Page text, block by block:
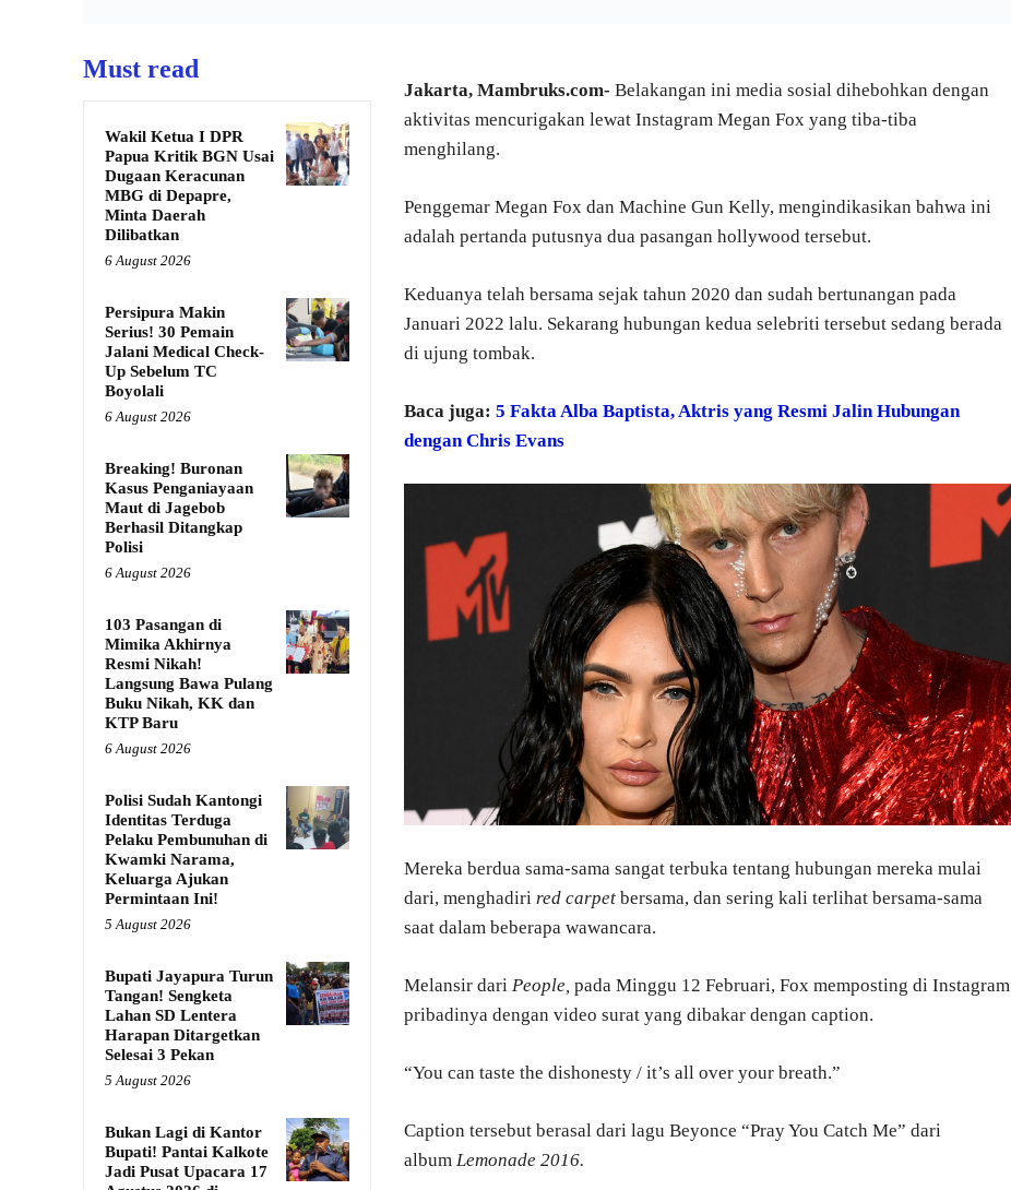
Must read
Wakil Ketua I DPR
Papua Kritik BGN Usai
Dugaan Keracunan
MBG di Depapre,
Minta Daerah
Dilibatkan
6 August 2026
Persipura Makin
Serius! 30 Pemain
Jalani Medical Check-
Up Sebelum TC
Boyolali
6 August 2026
Breaking! Buronan
Kasus Penganiayaan
Maut di Jagebob
Berhasil Ditangkap
Polisi
6 August 2026
103 Pasangan di
Mimika Akhirnya
Resmi Nikah!
Langsung Bawa Pulang
Buku Nikah, KK dan
KTP Baru
6 August 2026
Polisi Sudah Kantongi
Identitas Terduga
Pelaku Pembunuhan di
Kwamki Narama,
Keluarga Ajukan
Permintaan Ini!
5 August 2026
Bupati Jayapura Turun
Tangan! Sengketa
Lahan SD Lentera
Harapan Ditargetkan
Selesai 3 Pekan
5 August 2026
Bukan Lagi di Kantor
Bupati! Pantai Kalkote
Jadi Pusat Upacara 17
Jakarta, Mambruks.com- Belakangan ini media sosial dihebohkan dengan
aktivitas mencurigakan lewat Instagram Megan Fox yang tiba-tiba
menghilang.
Penggemar Megan Fox dan Machine Gun Kelly, mengindikasikan bahwa ini
adalah pertanda putusnya dua pasangan hollywood tersebut.
Keduanya telah bersama sejak tahun 2020 dan sudah bertunangan pada
Januari 2022 lalu. Sekarang hubungan kedua selebriti tersebut sedang berada
di ujung tombak.
Baca juga: 5 Fakta Alba Baptista, Aktris yang Resmi Jalin Hubungan
dengan Chris Evans
Mereka berdua sama-sama sangat terbuka tentang hubungan mereka mulai
dari, menghadiri red carpet bersama, dan sering kali terlihat bersama-sama
saat dalam beberapa wawancara.
Melansir dari People, pada Minggu 12 Februari, Fox memposting di Instagram
pribadinya dengan video surat yang dibakar dengan caption.
“You can taste the dishonesty / it’s all over your breath.”
Caption tersebut berasal dari lagu Beyonce “Pray You Catch Me” dari
album Lemonade 2016.